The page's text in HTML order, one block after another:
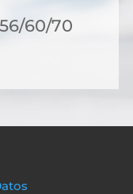
60/70